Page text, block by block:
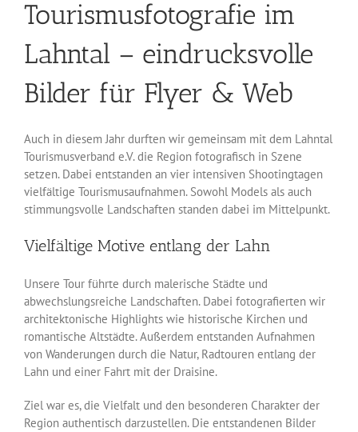
Tourismusfotografie im
Lahntal – eindrucksvolle
Bilder für Flyer & Web
Auch in diesem Jahr durften wir gemeinsam mit dem Lahntal
Tourismusverband e.V. die Region fotografisch in Szene
setzen. Dabei entstanden an vier intensiven Shootingtagen
vielfältige Tourismusaufnahmen. Sowohl Models als auch
stimmungsvolle Landschaften standen dabei im Mittelpunkt.
Vielfältige Motive entlang der Lahn
Unsere Tour führte durch malerische Städte und
abwechslungsreiche Landschaften. Dabei fotografierten wir
architektonische Highlights wie historische Kirchen und
romantische Altstädte. Außerdem entstanden Aufnahmen
von Wanderungen durch die Natur, Radtouren entlang der
Lahn und einer Fahrt mit der Draisine.
Ziel war es, die Vielfalt und den besonderen Charakter der
Region authentisch darzustellen. Die entstandenen Bilder